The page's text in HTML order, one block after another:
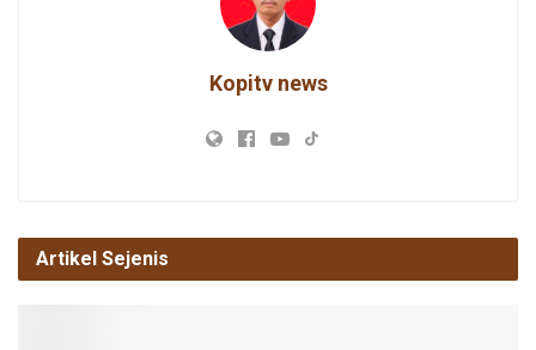
Kopitv news
Artikel Sejenis